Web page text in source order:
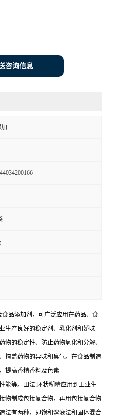
咨询信息
品添加剂，可广泛应用在药品、食
生产良好的稳定剂、乳化剂和娇味
物的稳定性、防止药物氧化和分解、
掩盖药物的异味和臭气。在食品制造
提高香精香料及色素
能等。田法:环状糊精应用到工业生
物制成包接复合物，再用包接复合物
法有两种，即饱和溶液法和固体混合